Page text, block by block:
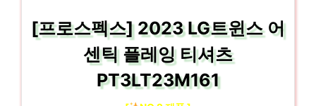
[프로스펙스] 2023 LG트윈스 어
센틱 플레잉 티셔츠
PT3LT23M161